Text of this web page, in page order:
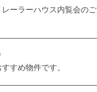
レーラーハウス内覧会のご
すめ物件です。